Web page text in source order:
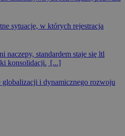
sytuacje, w których rejestracja
naczepy, standardem staje się ltl
konsolidacji. [...]
i dynamicznego rozwoju